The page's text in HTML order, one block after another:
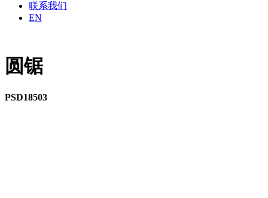
联系我们
EN
圆锯
PSD18503